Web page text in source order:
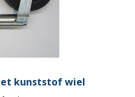
kunststof wiel